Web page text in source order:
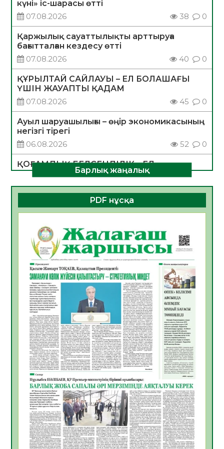
күні» іс-шарасы өтті
07.08.2026
38 0
Қаржылық сауаттылықты арттыруға
бағытталған кездесу өтті
07.08.2026
40 0
ҚҰРЫЛТАЙ САЙЛАУЫ – ЕЛ БОЛАШАҒЫ
ҮШІН ЖАУАПТЫ ҚАДАМ
07.08.2026
45 0
Ауыл шаруашылығы – өңір экономикасының
негізгі тірегі
06.08.2026
52 0
ҚОҒАМДЫҚ БЕЛСЕНДІЛІК – ЕЛ
ДАМУЫНЫҢ НЕГІЗІ
06.08.2026
50 0
ҚҰРЫЛТАЙ САЙЛАУЫ – БОЛАШАҚҚА
БАСТАР ЖАУАПТЫ ТАҢДАУ
06.08.2026
Инфекциялық ауруларға қарсы иммундау
жұмыстарының тиімділігі
06.08.2026
54
Көкжөтел ауруы туралы
06.08.2026
52
АПВ вакцинасы туралы мәлімет
06.08.2026
51
Open Air: Қызылорда облысы полиция
департаменті 20 мыңнан астам
көрерменнің қауіпсіздігін қамтамасыз етті
06.08.2026
63
ҚЫЗЫЛОРДАДА «САНАЛЫ ҰРПАҚ –
ЖАРҚЫН БОЛАШАҚ» АТТЫ КЕҢЕЙТІЛГЕН
МӘЖІЛІС ӨТТІ
05.08.2026
64
Барлық жаңалық
PDF нұсқа